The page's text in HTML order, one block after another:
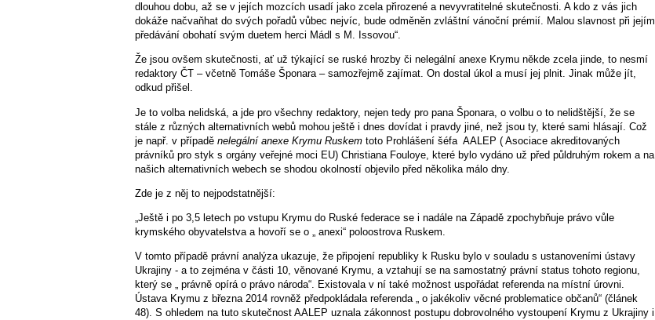
dlouhou dobu, až se v jejích mozcích usadí jako zcela přirozené a nevyvratitelné skutečnosti. A kdo z vás jich
dokáže načvaňhat do svých pořadů vůbec nejvíc, bude odměněn zvláštní vánoční prémií. Malou slavnost při jejím
předávání obohatí svým duetem herci Mádl s M. Issovou“.
Že jsou ovšem skutečnosti, ať už týkající se ruské hrozby či nelegální anexe Krymu někde zcela jinde, to nesmí
redaktory ČT – včetně Tomáše Šponara – samozřejmě zajímat. On dostal úkol a musí jej plnit. Jinak může jít,
odkud přišel.
Je to volba nelidská, a jde pro všechny redaktory, nejen tedy pro pana Šponara, o volbu o to nelidštější, že se
stále z různých alternativních webů mohou ještě i dnes dovídat i pravdy jiné, než jsou ty, které sami hlásají. Což
je např. v případě nelegální anexe Krymu Ruskem toto Prohlášení šéfa AALEP ( Asociace akreditovaných
právníků pro styk s orgány veřejné moci EU) Christiana Fouloye, které bylo vydáno už před půldruhým rokem a na
našich alternativních webech se shodou okolností objevilo před několika málo dny.
Zde je z něj to nejpodstatnější:
„Ještě i po 3,5 letech po vstupu Krymu do Ruské federace se i nadále na Západě zpochybňuje právo vůle
krymského obyvatelstva a hovoří se o „ anexi“ poloostrova Ruskem.
V tomto případě právní analýza ukazuje, že připojení republiky k Rusku bylo v souladu s ustanoveními ústavy
Ukrajiny - a to zejména v části 10, věnované Krymu, a vztahují se na samostatný právní status tohoto regionu,
který se „ právně opírá o právo národa“. Existovala v ní také možnost uspořádat referenda na místní úrovni.
Ústava Krymu z března 2014 rovněž předpokládala referenda „ o jakékoliv věcné problematice občanů“ (článek
48). S ohledem na tuto skutečnost AALEP uznala zákonnost postupu dobrovolného vystoupení Krymu z Ukrajiny i